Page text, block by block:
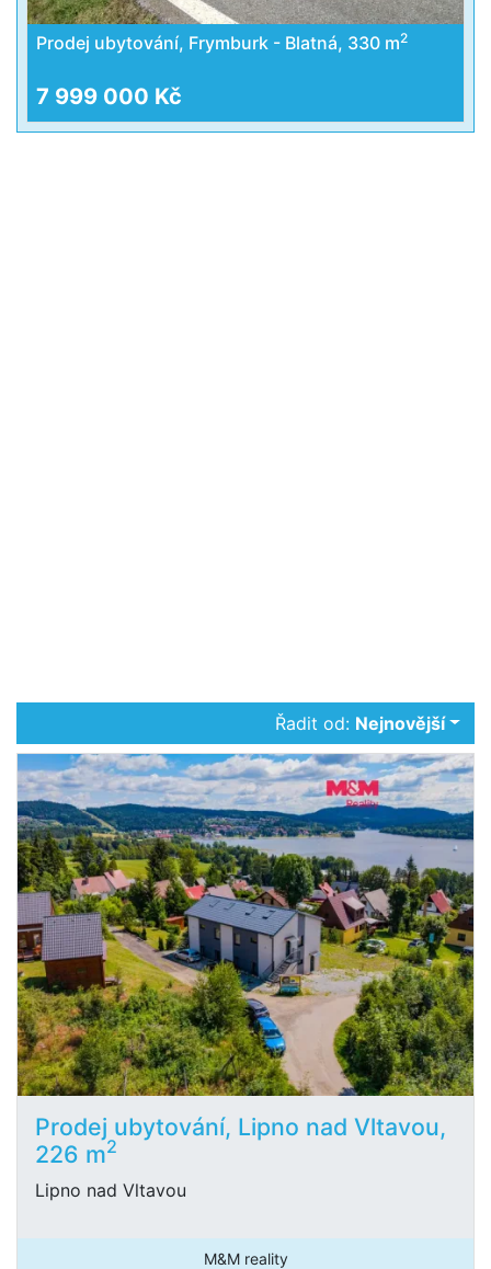
Prodej ubytování, Frymburk - Blatná, 330 m2
7 999 000 Kč
Řadit od: Nejnovější
Prodej ubytování, Lipno nad Vltavou,
226 m2
Lipno nad Vltavou
M&M reality